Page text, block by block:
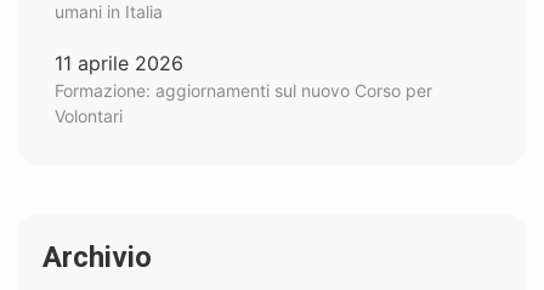
umani in Italia
11 aprile 2026
Formazione: aggiornamenti sul nuovo Corso per
Volontari
Archivio